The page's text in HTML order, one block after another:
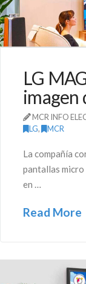
LG
imagen
MCR INFO
LG, MCR
La compañía
pantallas micro
en …
Read More